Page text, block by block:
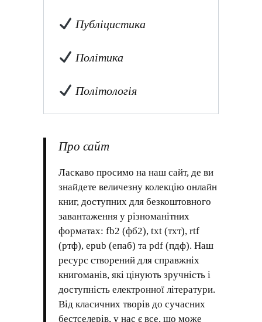
Публіцистика
Політика
Політологія
Про сайт
Ласкаво просимо на наш сайт, де ви
знайдете величезну колекцію онлайн
книг, доступних для безкоштовного
завантаження у різноманітних
форматах: fb2 (фб2), txt (тхт), rtf
(ртф), epub (епаб) та pdf (пдф). Наш
ресурс створений для справжніх
книгоманів, які цінують зручність і
доступність електронної літератури.
Від класичних творів до сучасних
бестселерів, у нас є все, що може